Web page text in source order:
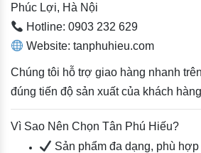
Phúc Lợi, Hà Nội
Hotline: 0903 232 629
Website: tanphuhieu.com
Chúng tôi hỗ trợ giao hàng nhanh
đúng tiến độ sản xuất của khách
Vì Sao Nên Chọn Tân Phú Hiếu?
Sản phẩm đa dạng, phù